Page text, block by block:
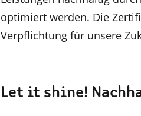
optimiert werden. Die
Verpflichtung für unsere
Let it shine!